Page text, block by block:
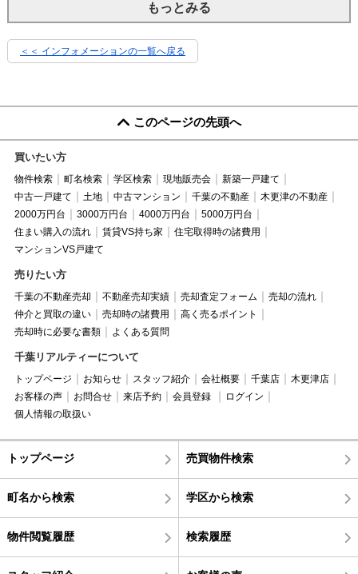
もっとみる
＜＜ インフォメーションの一覧へ戻る
このページの先頭へ
買いたい方
物件検索 町名検索 学区検索 現地販売会
新築一戸建て
中古一戸建て
土地 中古マンション 千葉の不動産
木更津の不動産
2000万円台
3000万円台 4000万円台
5000万円台
住まい購入の流れ
賃貸VS持ち家
住宅取得時の諸費用
マンションVS戸建て
売りたい方
千葉の不動産売却 不動産売却実績 売却査定フォーム
売却の流れ
仲介と買取の違い
売却時の諸費用
高く売るポイント
売却時に必要な書類
よくある質問
千葉リアルティーについて
トップページ お知らせ スタッフ紹介 会社概要 千葉店
木更津店
お客様の声
お問合せ 来店予約 会員登録
ログイン
個人情報の取扱い
トップページ 売買物件検索
町名から検索 学区から検索
物件閲覧履歴 検索履歴